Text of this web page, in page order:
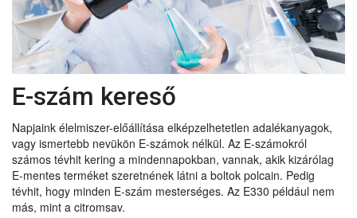
E-szám kereső
Napjaink élelmiszer-előállítása elképzelhetetlen adalékanyagok,
vagy ismertebb nevükön E-számok nélkül. Az E-számokról
számos tévhit kering a mindennapokban, vannak, akik kizárólag
E-mentes terméket szeretnének látni a boltok polcain. Pedig
tévhit, hogy minden E-szám mesterséges. Az E330 például nem
más, mint a citromsav.